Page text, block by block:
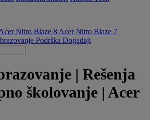
Nitro Blaze 8 Acer Nitro Blaze 7
Podrška Događaji
| Rešenja
školovanje | Acer